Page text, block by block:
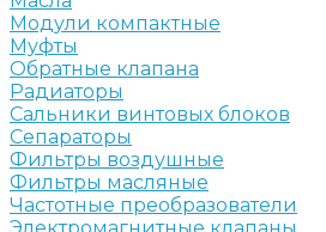
Модули компактные
Муфты
Обратные клапана
Радиаторы
Сальники винтовых блоков
Сепараторы
Фильтры воздушные
Фильтры масляные
Частотные преобразователи